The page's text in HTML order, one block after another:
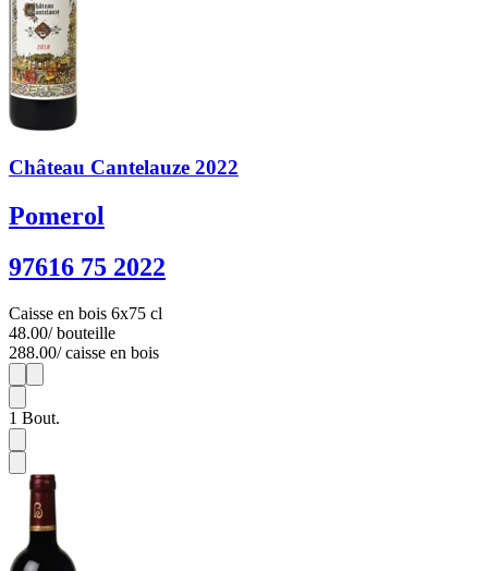
Château Cantelauze 2022
Pomerol
97616 75 2022
Caisse en bois 6x75 cl
48.00/ bouteille
288.00/ caisse en bois
1
1 Bout.